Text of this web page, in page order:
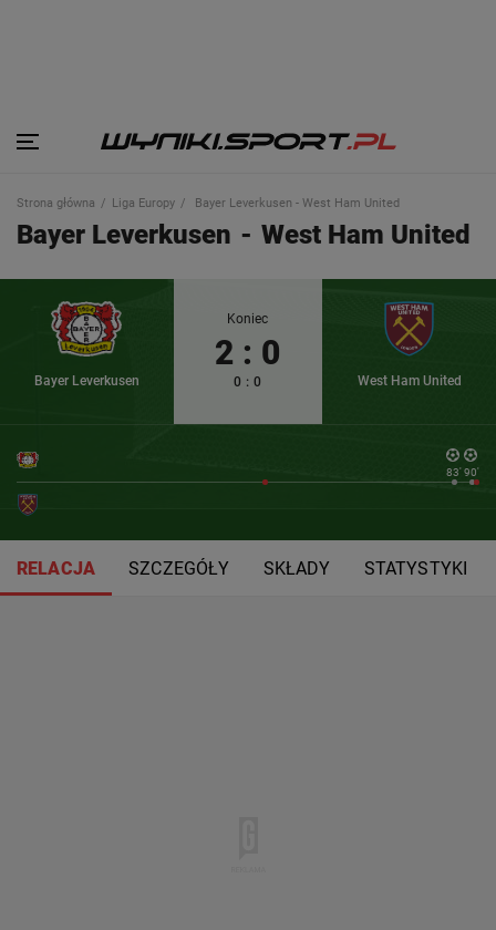
Strona główna Liga Europy Bayer Leverkusen - West Ham United
Bayer Leverkusen - West Ham United
Bayer Leverkusen
Koniec
2 : 0
0 : 0 West Ham United
83' 90'
RELACJA SZCZEGÓŁY SKŁADY STATYSTYKI